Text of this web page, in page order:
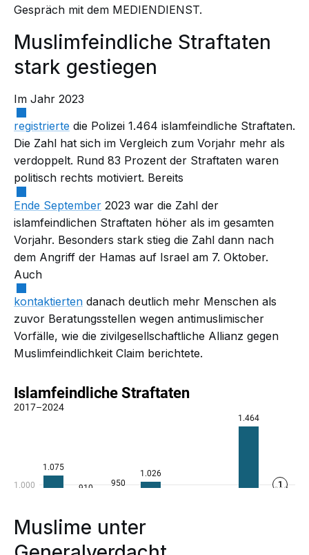
Gespräch mit dem MEDIENDIENST.
Muslimfeindliche Straftaten
stark gestiegen
Im Jahr 2023
registrierte die Polizei 1.464 islamfeindliche Straftaten.
Die Zahl hat sich im Vergleich zum Vorjahr mehr als
verdoppelt. Rund 83 Prozent der Straftaten waren
politisch rechts motiviert. Bereits
Ende September 2023 war die Zahl der
islamfeindlichen Straftaten höher als im gesamten
Vorjahr. Besonders stark stieg die Zahl dann nach
dem Angriff der Hamas auf Israel am 7. Oktober.
Auch
kontaktierten danach deutlich mehr Menschen als
zuvor Beratungsstellen wegen antimuslimischer
Vorfälle, wie die zivilgesellschaftliche Allianz gegen
Muslimfeindlichkeit Claim berichtete.
Muslime unter